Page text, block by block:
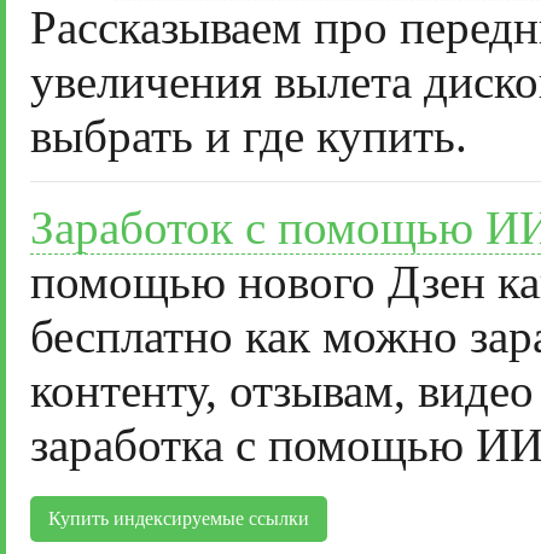
Рассказываем про
увеличения вылета
выбрать и где купить.
Заработок с помощью
помощью нового Дзен
бесплатно как можно
контенту, отзывам,
заработка с помощью
Купить индексируемые ссылки